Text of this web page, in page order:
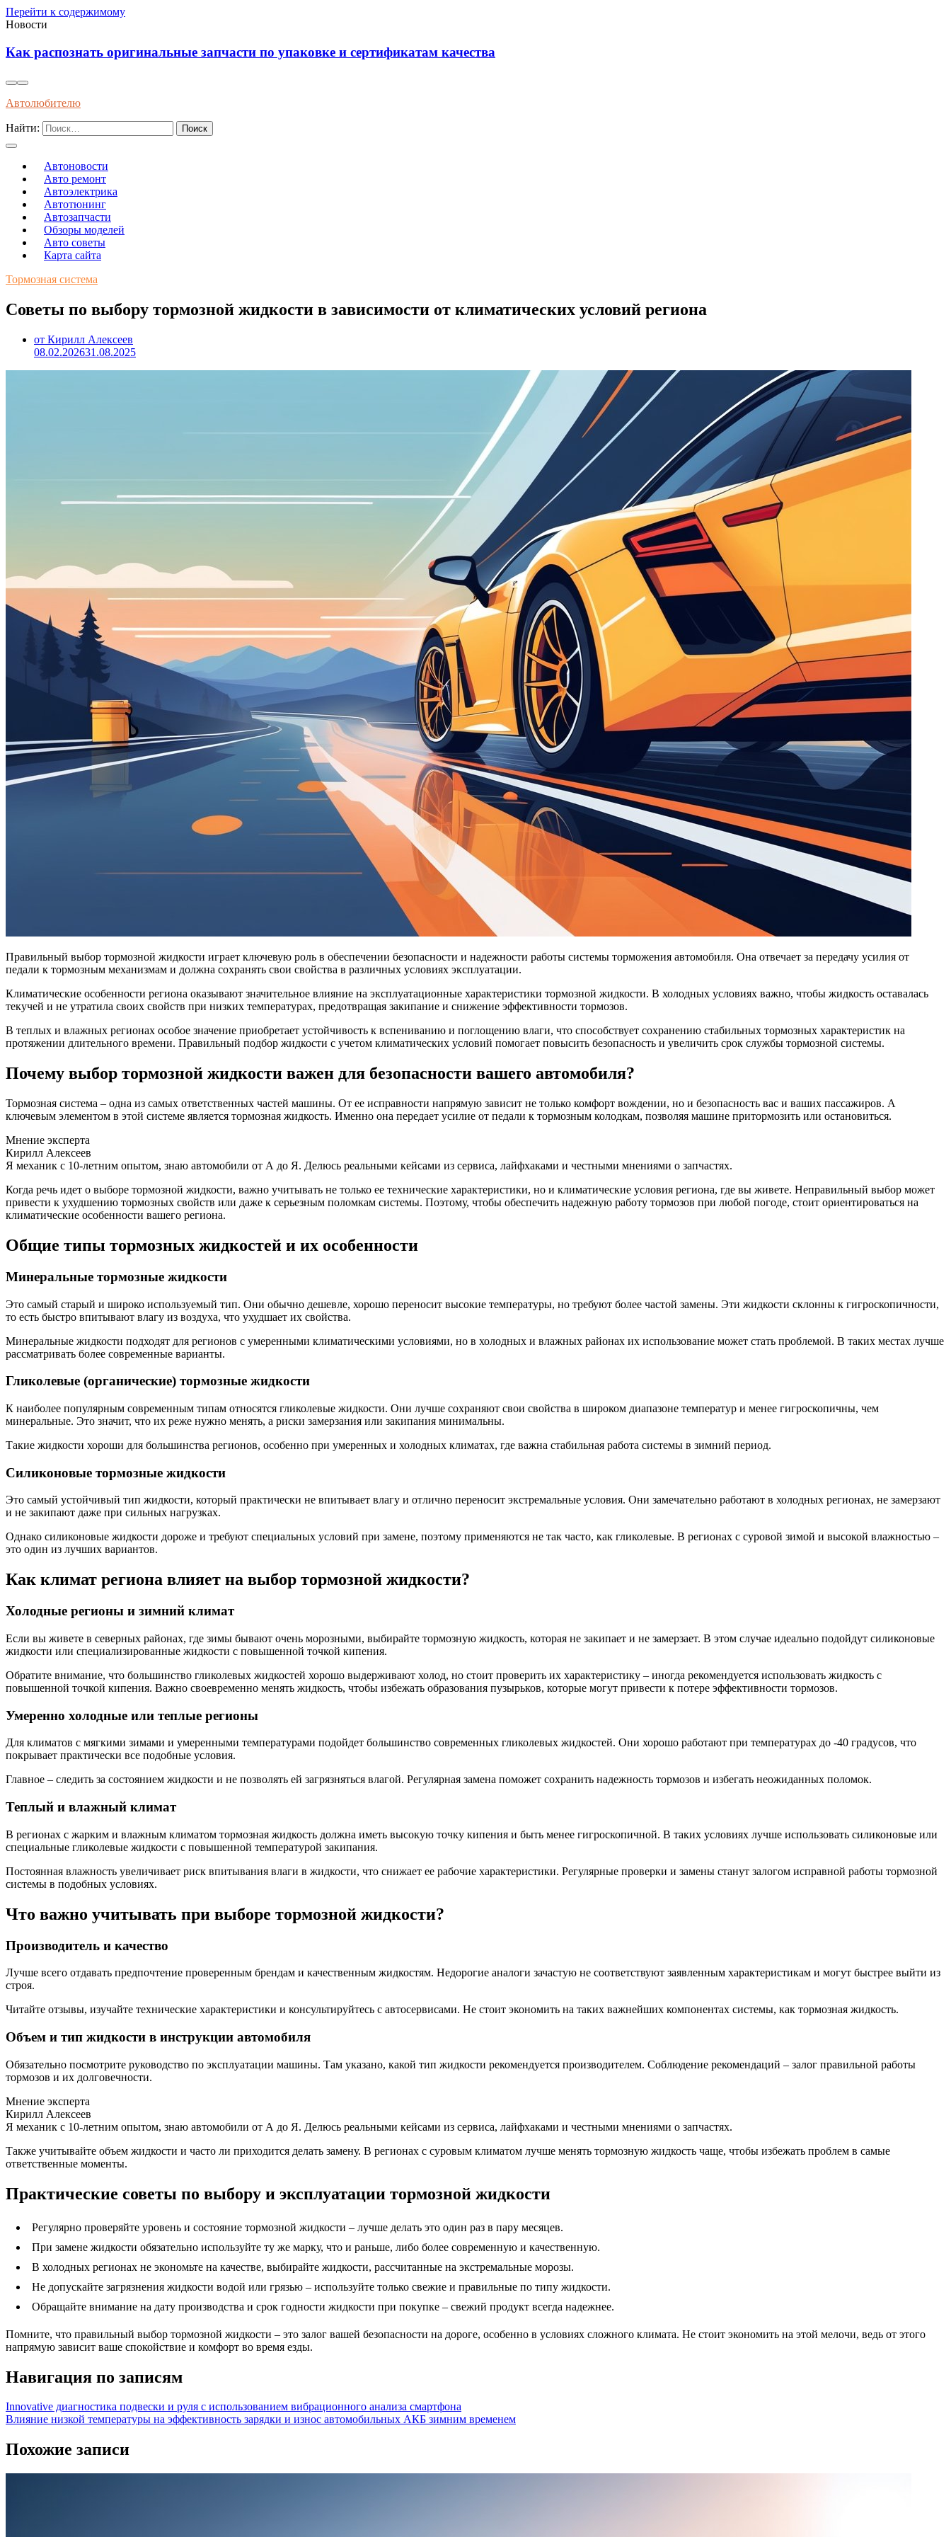
Перейти к содержимому
Новости
Как распознать оригинальные запчасти по упаковке и сертификатам качества
Автолюбителю
Найти:
Автоновости
Авто ремонт
Автоэлектрика
Автотюнинг
Автозапчасти
Обзоры моделей
Авто советы
Карта сайта
Тормозная система
Советы по выбору тормозной жидкости в зависимости от климатических условий региона
от Кирилл Алексеев
08.02.202631.08.2025
Правильный выбор тормозной жидкости играет ключевую роль в обеспечении безопасности и надежности работы системы торможения автомобиля. Она отвечает за передачу усилия от
педали к тормозным механизмам и должна сохранять свои свойства в различных условиях эксплуатации.
Климатические особенности региона оказывают значительное влияние на эксплуатационные характеристики тормозной жидкости. В холодных условиях важно, чтобы жидкость оставалась
текучей и не утратила своих свойств при низких температурах, предотвращая закипание и снижение эффективности тормозов.
В теплых и влажных регионах особое значение приобретает устойчивость к вспениванию и поглощению влаги, что способствует сохранению стабильных тормозных характеристик на
протяжении длительного времени. Правильный подбор жидкости с учетом климатических условий помогает повысить безопасность и увеличить срок службы тормозной системы.
Почему выбор тормозной жидкости важен для безопасности вашего автомобиля?
Тормозная система – одна из самых ответственных частей машины. От ее исправности напрямую зависит не только комфорт вождении, но и безопасность вас и ваших пассажиров. А
ключевым элементом в этой системе является тормозная жидкость. Именно она передает усилие от педали к тормозным колодкам, позволяя машине притормозить или остановиться.
Мнение эксперта
Кирилл Алексеев
Я механик с 10-летним опытом, знаю автомобили от А до Я. Делюсь реальными кейсами из сервиса, лайфхаками и честными мнениями о запчастях.
Когда речь идет о выборе тормозной жидкости, важно учитывать не только ее технические характеристики, но и климатические условия региона, где вы живете. Неправильный выбор может
привести к ухудшению тормозных свойств или даже к серьезным поломкам системы. Поэтому, чтобы обеспечить надежную работу тормозов при любой погоде, стоит ориентироваться на
климатические особенности вашего региона.
Общие типы тормозных жидкостей и их особенности
Минеральные тормозные жидкости
Это самый старый и широко используемый тип. Они обычно дешевле, хорошо переносит высокие температуры, но требуют более частой замены. Эти жидкости склонны к гигроскопичности,
то есть быстро впитывают влагу из воздуха, что ухудшает их свойства.
Минеральные жидкости подходят для регионов с умеренными климатическими условиями, но в холодных и влажных районах их использование может стать проблемой. В таких местах лучше
рассматривать более современные варианты.
Гликолевые (органические) тормозные жидкости
К наиболее популярным современным типам относятся гликолевые жидкости. Они лучше сохраняют свои свойства в широком диапазоне температур и менее гигроскопичны, чем
минеральные. Это значит, что их реже нужно менять, а риски замерзания или закипания минимальны.
Такие жидкости хороши для большинства регионов, особенно при умеренных и холодных климатах, где важна стабильная работа системы в зимний период.
Силиконовые тормозные жидкости
Это самый устойчивый тип жидкости, который практически не впитывает влагу и отлично переносит экстремальные условия. Они замечательно работают в холодных регионах, не замерзают
и не закипают даже при сильных нагрузках.
Однако силиконовые жидкости дороже и требуют специальных условий при замене, поэтому применяются не так часто, как гликолевые. В регионах с суровой зимой и высокой влажностью –
это один из лучших вариантов.
Как климат региона влияет на выбор тормозной жидкости?
Холодные регионы и зимний климат
Если вы живете в северных районах, где зимы бывают очень морозными, выбирайте тормозную жидкость, которая не закипает и не замерзает. В этом случае идеально подойдут силиконовые
жидкости или специализированные жидкости с повышенной точкой кипения.
Обратите внимание, что большинство гликолевых жидкостей хорошо выдерживают холод, но стоит проверить их характеристику – иногда рекомендуется использовать жидкость с
повышенной точкой кипения. Важно своевременно менять жидкость, чтобы избежать образования пузырьков, которые могут привести к потере эффективности тормозов.
Умеренно холодные или теплые регионы
Для климатов с мягкими зимами и умеренными температурами подойдет большинство современных гликолевых жидкостей. Они хорошо работают при температурах до -40 градусов, что
покрывает практически все подобные условия.
Главное – следить за состоянием жидкости и не позволять ей загрязняться влагой. Регулярная замена поможет сохранить надежность тормозов и избегать неожиданных поломок.
Теплый и влажный климат
В регионах с жарким и влажным климатом тормозная жидкость должна иметь высокую точку кипения и быть менее гигроскопичной. В таких условиях лучше использовать силиконовые или
специальные гликолевые жидкости с повышенной температурой закипания.
Постоянная влажность увеличивает риск впитывания влаги в жидкости, что снижает ее рабочие характеристики. Регулярные проверки и замены станут залогом исправной работы тормозной
системы в подобных условиях.
Что важно учитывать при выборе тормозной жидкости?
Производитель и качество
Лучше всего отдавать предпочтение проверенным брендам и качественным жидкостям. Недорогие аналоги зачастую не соответствуют заявленным характеристикам и могут быстрее выйти из
строя.
Читайте отзывы, изучайте технические характеристики и консультируйтесь с автосервисами. Не стоит экономить на таких важнейших компонентах системы, как тормозная жидкость.
Объем и тип жидкости в инструкции автомобиля
Обязательно посмотрите руководство по эксплуатации машины. Там указано, какой тип жидкости рекомендуется производителем. Соблюдение рекомендаций – залог правильной работы
тормозов и их долговечности.
Мнение эксперта
Кирилл Алексеев
Я механик с 10-летним опытом, знаю автомобили от А до Я. Делюсь реальными кейсами из сервиса, лайфхаками и честными мнениями о запчастях.
Также учитывайте объем жидкости и часто ли приходится делать замену. В регионах с суровым климатом лучше менять тормозную жидкость чаще, чтобы избежать проблем в самые
ответственные моменты.
Практические советы по выбору и эксплуатации тормозной жидкости
Регулярно проверяйте уровень и состояние тормозной жидкости – лучше делать это один раз в пару месяцев.
При замене жидкости обязательно используйте ту же марку, что и раньше, либо более современную и качественную.
В холодных регионах не экономьте на качестве, выбирайте жидкости, рассчитанные на экстремальные морозы.
Не допускайте загрязнения жидкости водой или грязью – используйте только свежие и правильные по типу жидкости.
Обращайте внимание на дату производства и срок годности жидкости при покупке – свежий продукт всегда надежнее.
Помните, что правильный выбор тормозной жидкости – это залог вашей безопасности на дороге, особенно в условиях сложного климата. Не стоит экономить на этой мелочи, ведь от этого
напрямую зависит ваше спокойствие и комфорт во время езды.
Навигация по записям
Innovative диагностика подвески и руля с использованием вибрационного анализа смартфона
Влияние низкой температуры на эффективность зарядки и износ автомобильных АКБ зимним временем
Похожие записи